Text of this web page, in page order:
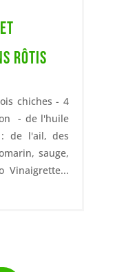
rôtis
chiches - 4
- de l'huile
de l'ail, des
sauge,
Vinaigrette...